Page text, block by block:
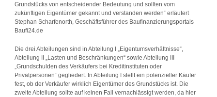
Grundstücks von entscheidender Bedeutung und sollten vom
zukünftigen Eigentümer gekannt und verstanden werden“ erläutert
Stephan Scharfenorth, Geschäftsführer des Baufinanzierungsportals
Baufi24.de
Die drei Abteilungen sind in Abteilung I „Eigentumsverhältnisse“,
Abteilung II „Lasten und Beschränkungen“ sowie Abteilung III
„Grundschulden des Verkäufers bei Kreditinstituten oder
Privatpersonen“ gegliedert. In Abteilung I stellt ein potenzieller Käufer
fest, ob der Verkäufer wirklich Eigentümer des Grundstücks ist. Die
zweite Abteilung sollte auf keinen Fall vernachlässigt werden, da hier